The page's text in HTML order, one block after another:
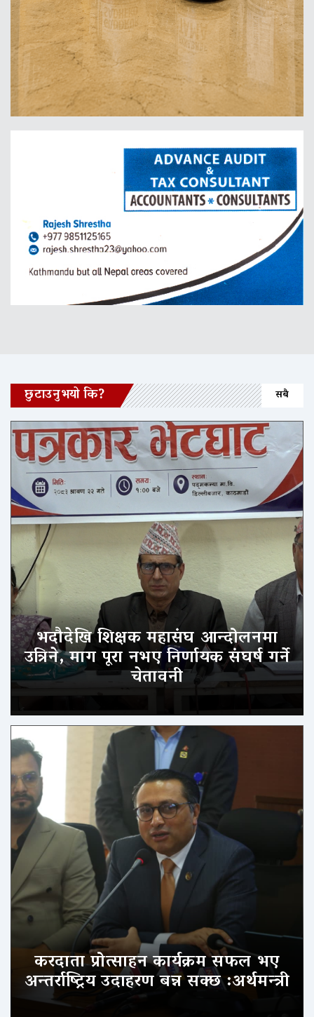
छुटाउनुभयो कि? सबै
भदौदेखि शिक्षक महासंघ आन्दोलनमा
उत्रिने, माग पूरा नभए निर्णायक संघर्ष गर्ने
चेतावनी
करदाता प्रोत्साहन कार्यक्रम सफल भए
अन्तर्राष्ट्रिय उदाहरण बन्न सक्छ :अर्थमन्त्री